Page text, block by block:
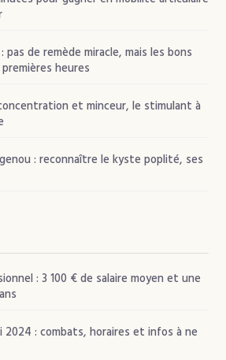
pas de remède miracle, mais les bons
heures
et minceur, le stimulant à
: reconnaître le kyste poplité, ses
: 3 100 € de salaire moyen et une
2024 : combats, horaires et infos à ne